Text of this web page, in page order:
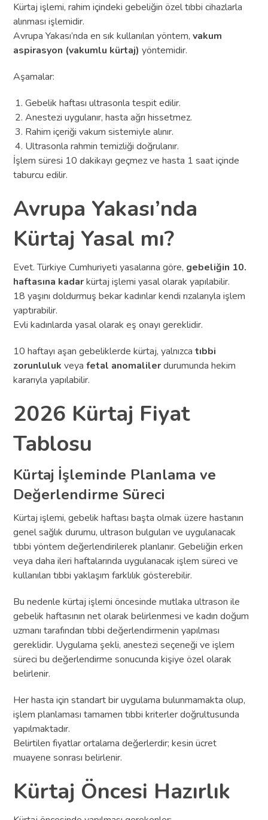
Kürtaj işlemi, rahim içindeki gebeliğin özel tıbbi cihazlarla
alınması işlemidir.
Avrupa Yakası’nda en sık kullanılan yöntem,vakum
aspirasyon (vakumlu kürtaj) yöntemidir.
Aşamalar:
Gebelik haftası ultrasonla tespit edilir.
Anestezi uygulanır, hasta ağrı hissetmez.
Rahim içeriği vakum sistemiyle alınır.
Ultrasonla rahmin temizliği doğrulanır.
İşlem süresi 10 dakikayı geçmez ve hasta 1 saat içinde
taburcu edilir.
Avrupa Yakası’nda
Kürtaj Yasal mı?
Evet. Türkiye Cumhuriyeti yasalarına göre, gebeliğin 10.
haftasına kadarkürtaj işlemi yasal olarak yapılabilir.
18 yaşını doldurmuş bekar kadınlar kendi rızalarıyla işlem
yaptırabilir.
Evli kadınlarda yasal olarak eş onayı gereklidir.
10 haftayı aşan gebeliklerde kürtaj, yalnızcatıbbi
zorunluluk veyafetal anomalilerdurumunda hekim
kararıyla yapılabilir.
2026 Kürtaj Fiyat
Tablosu
Kürtaj İşleminde Planlama ve
Değerlendirme Süreci
Kürtaj işlemi, gebelik haftası başta olmak üzere hastanın
genel sağlık durumu, ultrason bulguları ve uygulanacak
tıbbi yöntem değerlendirilerek planlanır. Gebeliğin erken
veya daha ileri haftalarında uygulanacak işlem süreci ve
kullanılan tıbbi yaklaşım farklılık gösterebilir.
Bu nedenle kürtaj işlemi öncesinde mutlaka ultrason ile
gebelik haftasının net olarak belirlenmesi ve kadın doğum
uzmanı tarafından tıbbi değerlendirmenin yapılması
gereklidir. Uygulama şekli, anestezi seçeneği ve işlem
süreci bu değerlendirme sonucunda kişiye özel olarak
belirlenir.
Her hasta için standart bir uygulama bulunmamakta olup,
işlem planlaması tamamen tıbbi kriterler doğrultusunda
yapılmaktadır.
Belirtilen fiyatlar ortalama değerlerdir; kesin ücret
muayene sonrası belirlenir.
Kürtaj Öncesi Hazırlık